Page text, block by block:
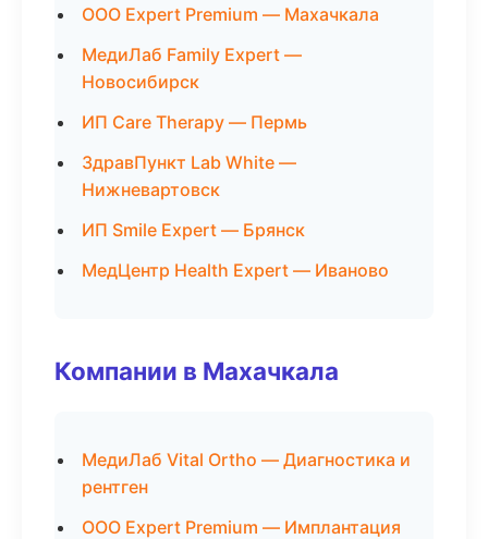
ООО Expert Premium — Махачкала
МедиЛаб Family Expert —
Новосибирск
ИП Care Therapy — Пермь
ЗдравПункт Lab White —
Нижневартовск
ИП Smile Expert — Брянск
МедЦентр Health Expert — Иваново
Компании в Махачкала
МедиЛаб Vital Ortho — Диагностика и
рентген
ООО Expert Premium — Имплантация